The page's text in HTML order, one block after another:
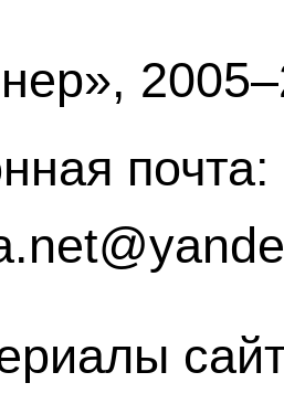
почта: